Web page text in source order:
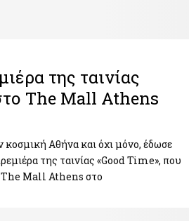
της ταινίας
The Mall Athens
Αθήνα και όχι μόνο, έδωσε
της ταινίας «Good Time», που
The Mall Athens στο